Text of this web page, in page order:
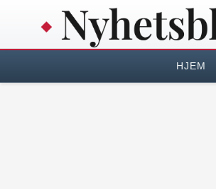
HJEM